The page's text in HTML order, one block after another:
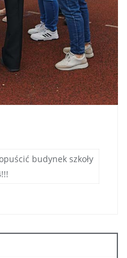
budynek szkoły